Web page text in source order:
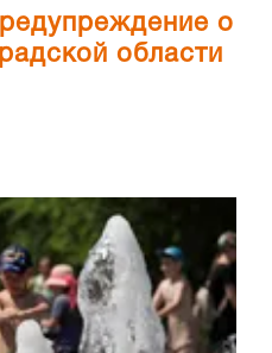
о
области